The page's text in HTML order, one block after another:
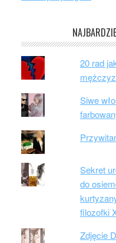
20 rad
Siwe
Sekret
do
filozofki
Zdjęcie